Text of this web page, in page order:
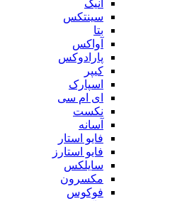
آنیک
سینتکس
بتا
آواکس
پارادوکس
کیپر
اسپارک
ای ام سی
نکست
آسانه
فایو استار
فایو استارز
سایلکس
مکسرون
فوکوس